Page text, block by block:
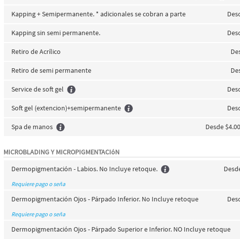
Kapping + Semipermanente. * adicionales se cobran a parte
Kapping sin semi permanente.
Retiro de Acrílico
Retiro de semi permanente
Service de soft gel
Soft gel (extencion)+semipermanente
Spa de manos Desde
MICROBLADING Y MICROPIGMENTACIóN
Dermopigmentación - Labios. No Incluye retoque.
Requiere pago o seña
Dermopigmentación Ojos - Párpado Inferior. No Incluye retoque
Requiere pago o seña
Dermopigmentación Ojos - Párpado Superior e Inferior. NO Incluye retoque